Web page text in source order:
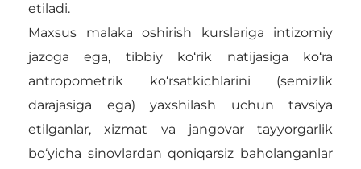
etiladi.
Maxsus malaka oshirish kurslariga intizomiy
jazoga ega, tibbiy ko‘rik natijasiga ko‘ra
antropometrik ko‘rsatkichlarini (semizlik
darajasiga ega) yaxshilash uchun tavsiya
etilganlar, xizmat va jangovar tayyorgarlik
bo‘yicha sinovlardan qoniqarsiz baholanganlar